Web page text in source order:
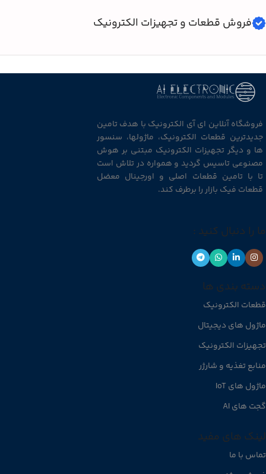
فروش قطعات و تجهیزات الکترونیک
فروشگاه آنلاین ای آی الکترونیک با هدف تامین
جدیدترین قطعات الکترونیک، ماژولها، سنسور
ها و دیگر تجهیزات الکترونیک مبتنی بر هوش
مصنوعی تاسیس گردید و همواره در تلاش است
تا با تامین قطعات اصلی و اورجینال معضل
قطعات فیک بازار را برطرف کند.
ما را دنبال کنید :
دسته بندی ها
قطعات الکترونیک
ماژول های دیجیتال
تجهیزات الکترونیک
منابع تغذیه و شارژر
ماژول های IoT
گجت های AI
لینک های مفید
تماس با ما